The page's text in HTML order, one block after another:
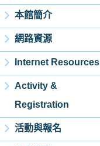
本館簡介
網路資源
Internet Resources
Activity &
Registration
活動與報名